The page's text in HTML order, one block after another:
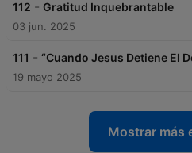
112 - Gratitud Inquebrantable
03 jun. 2025
111 - “Cuando Jesus Detiene El
19 mayo 2025
Mostrar más